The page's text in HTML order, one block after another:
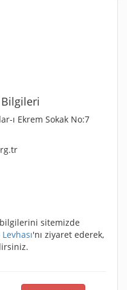
ı Ekrem Sokak No:7
bilgilerini sitemizde
'nı ziyaret ederek,